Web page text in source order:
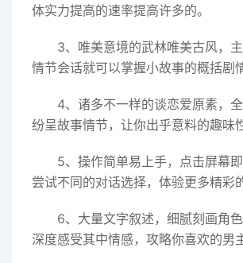
体实力提高的速率提高许多的。
3、唯美意境的武林唯美古风，
情节会话就可以掌握小故事的概括剧情
4、诸多不一样的谈恋爱原素，
纷呈故事情节，让你出乎意料的趣味
5、操作简单易上手，点击屏幕即
尝试不同的对话选择，体验更多精彩
6、大量文字叙述，细腻刻画角色
深度感受其中情感，攻略你喜欢的男主